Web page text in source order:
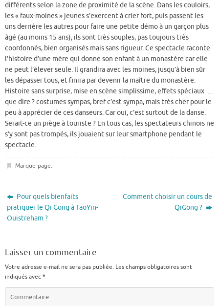
différents selon la zone de proximité de la scène. Dans les couloirs,
les « faux-moines » jeunes s’exercent à crier fort, puis passent les
uns derrière les autres pour faire une petite démo à un garçon plus
âgé (au moins 15 ans), ils sont très souples, pas toujours très
coordonnés, bien organisés mais sans rigueur. Ce spectacle raconte
l’histoire d’une mère qui donne son enfant à un monastère car elle
ne peut l’élever seule. Il grandira avec les moines, jusqu’à bien sûr
les dépasser tous, et finira par devenir la maître du monastère.
Histoire sans surprise, mise en scène simplissime, effets spéciaux …
que dire ? costumes sympas, bref c’est sympa, mais très cher pour le
peu à apprécier de ces danseurs. Car oui, c’est surtout de la danse.
Serait-ce un piège à touriste ? En tous cas, les spectateurs chinois ne
s’y sont pas trompés, ils jouaient sur leur smartphone pendant le
spectacle.
Marque-page.
Pour quels bienfaits
pratiquer le Qi Gong à TaoYin-
Ouistreham ?
Comment choisir un cours de
QiGong ?
Laisser un commentaire
Votre adresse e-mail ne sera pas publiée. Les champs obligatoires sont
indiqués avec*